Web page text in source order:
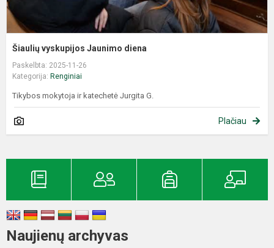
Šiaulių vyskupijos Jaunimo diena
Paskelbta: 2025-11-26
Kategorija: Renginiai
Tikybos mokytoja ir katechetė Jurgita G.
Plačiau
Naujienų archyvas